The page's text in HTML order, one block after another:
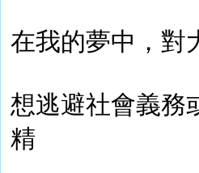
在我的夢中，對
想逃避社會義務
精